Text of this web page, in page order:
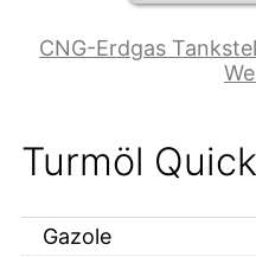
CNG-Erdgas
Turmöl Quick
Gazole